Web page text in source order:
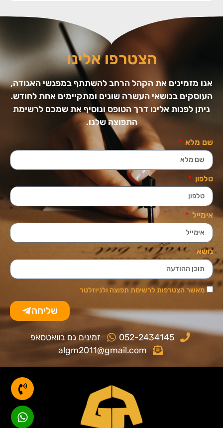
הצטרפו אלינו
אנו מזמינים את הקהל הרחב להשתתף במפגשי האגודה,
העוסקים בנושאי העשרה שונים ומתקיימים אחת לחודש.
ניתן לפנות אלינו דרך הטופס ונוסיף את שמכם לרשימת
התפוצה שלנו.
שם מלא
טלפון
אימייל
נושא
מאשר הצטרפות לרשימת תפוצה ולניוזלטר
שליחה
052-2434145
זמינים גם בוואטסאפ
algm2011@gmail.com